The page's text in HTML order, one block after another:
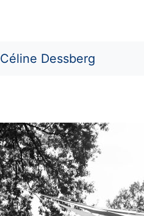
Céline Dessberg